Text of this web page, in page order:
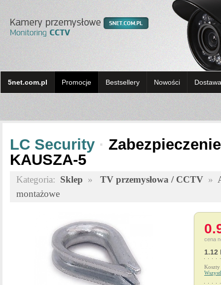
5net.com.pl Promocje Bestsellery Nowości
LC Security ·
KAUSZA-5
Kategoria: Sklep » TV przemysłowa / CCTV »
montażowe
cena
1.12